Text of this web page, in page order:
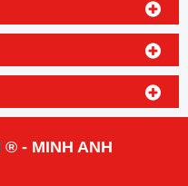
® - MINH ANH